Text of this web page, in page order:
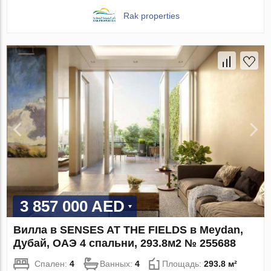
Rak properties
3 857 000 AED
Вилла в SENSES AT THE FIELDS в Meydan,
Дубай, ОАЭ 4 спальни, 293.8м2 № 255688
Спален:4 Ванных:4 Площадь:293.8 м²